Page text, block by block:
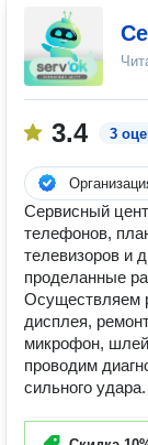
3.4 3
Сервисный
телефонов,
телевизоров и
проделанные
Осуществляем
дисплея,
микрофон,
проводим
сильного